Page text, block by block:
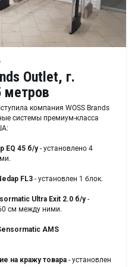
Outlet, г.
метров
компания WOSS Brands
системы премиум-класса
EQ 45 б/у- установлено 4
FL3 - установлен 1 блок.
Ultra Exit 2.0 б/у-
см между ними.
AMS
на кражу товара - установлен